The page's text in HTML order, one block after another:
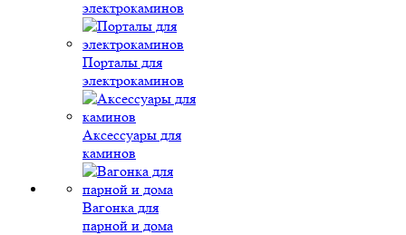
электрокаминов
Порталы для
электрокаминов
Аксессуары для
каминов
Вагонка для
парной и дома